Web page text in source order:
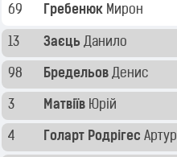
69 Гребенюк Мирон
13 Заєць Данило
98 Бредельов Денис
3 Матвіїв Юрій
4 Голарт Родрігес Артур